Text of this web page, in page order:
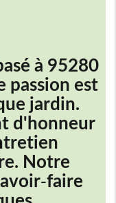
à 95280
passion est
jardin.
d'honneur
Notre
faire